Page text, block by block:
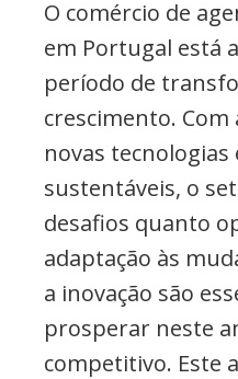
O comércio de
em Portugal está
período de
crescimento.
novas tecnologias
sustentáveis, o
desafios quanto
adaptação às
a inovação são
prosperar neste
competitivo. Este